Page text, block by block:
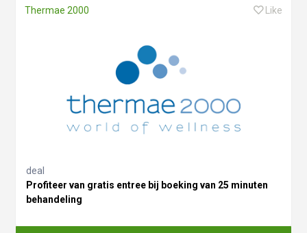
Thermae 2000 Like
deal
Profiteer van gratis entree bij boeking van 25 minuten
behandeling